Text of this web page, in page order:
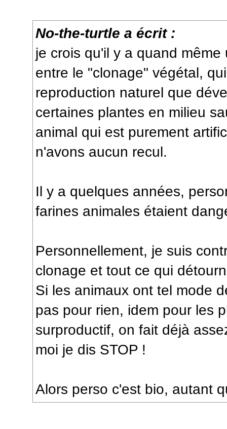
No-the-turtle a écrit :
je crois qu'il y a quand
entre le "clonage" végétal,
reproduction naturel que
certaines plantes en milieu
animal qui est purement
n'avons aucun recul.
Il y a quelques années,
farines animales étaient
Personnellement, je suis
clonage et tout ce qui
Si les animaux ont tel mode
pas pour rien, idem pour les
surproductif, on fait déjà
moi je dis STOP !
Alors perso c'est bio, autant